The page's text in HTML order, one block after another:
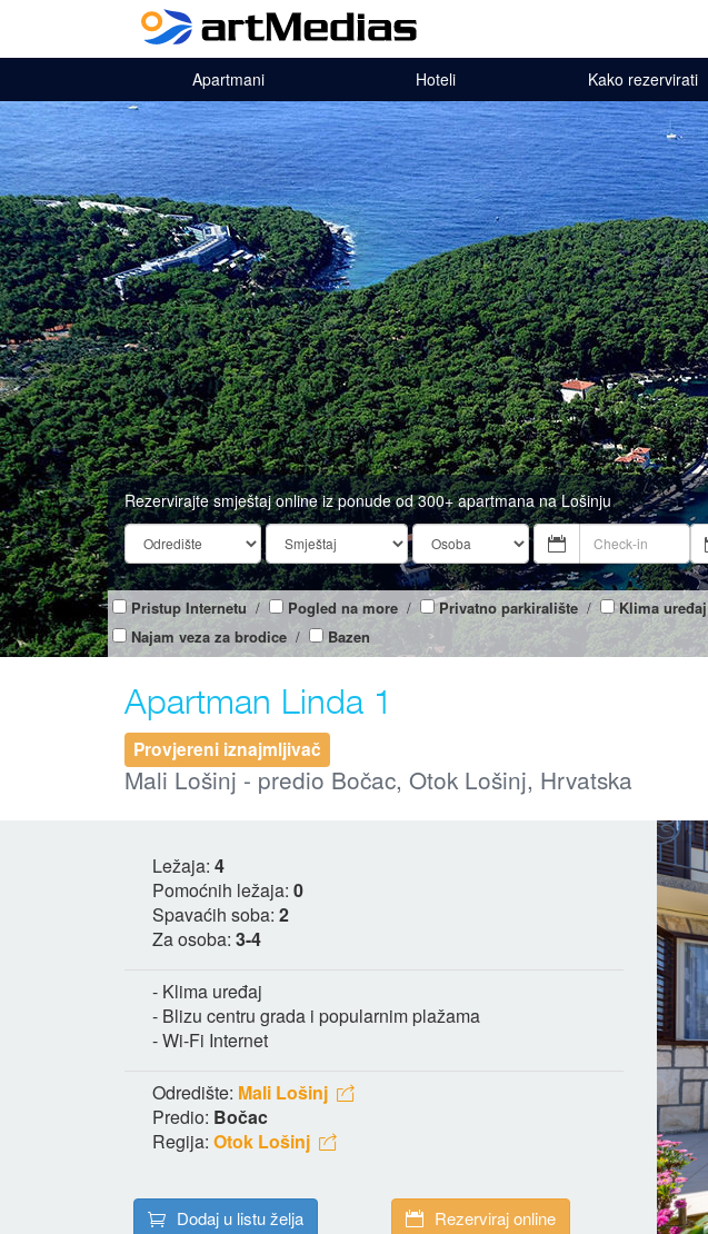
Apartmani Hoteli Kako rezervirati
Rezervirajte smještaj online iz ponude od 300+ apartmana na Lošinju
Pristup Internetu / Pogled na more / Privatno parkiralište / Klima uređaj
Najam veza za brodice / Bazen
Apartman Linda 1
Provjereni iznajmljivač
Mali Lošinj - predio Bočac, Otok Lošinj, Hrvatska
Ležaja: 4
Pomoćnih ležaja: 0
Spavaćih soba: 2
Za osoba: 3-4
- Klima uređaj
- Blizu centru grada i popularnim plažama
- Wi-Fi Internet
Odredište: Mali Lošinj
Predio: Bočac
Regija: Otok Lošinj
Dodaj u listu želja
Rezerviraj online